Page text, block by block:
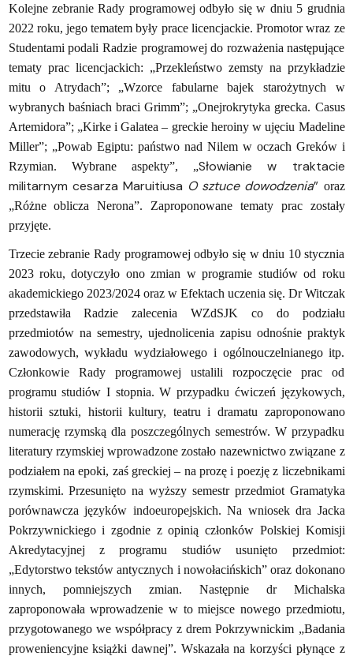
Kolejne zebranie Rady programowej odbyło się w dniu 5 grudnia
2022 roku, jego tematem były prace licencjackie. Promotor wraz ze
Studentami podali Radzie programowej do rozważenia następujące
tematy prac licencjackich: „Przekleństwo zemsty na przykładzie
mitu o Atrydach”; „Wzorce fabularne bajek starożytnych w
wybranych baśniach braci Grimm”; „Onejrokrytyka grecka. Casus
Artemidora”; „Kirke i Galatea – greckie heroiny w ujęciu Madeline
Miller”; „Powab Egiptu: państwo nad Nilem w oczach Greków i
Rzymian. Wybrane aspekty”, „Słowianie w traktacie
militarnym cesarza Maruitiusa O sztuce dowodzenia” oraz
„Różne oblicza Nerona”. Zaproponowane tematy prac zostały
przyjęte.
Trzecie zebranie Rady programowej odbyło się w dniu 10 stycznia
2023 roku, dotyczyło ono zmian w programie studiów od roku
akademickiego 2023/2024 oraz w Efektach uczenia się. Dr Witczak
przedstawiła Radzie zalecenia WZdSJK co do podziału
przedmiotów na semestry, ujednolicenia zapisu odnośnie praktyk
zawodowych, wykładu wydziałowego i ogólnouczelnianego itp.
Członkowie Rady programowej ustalili rozpoczęcie prac od
programu studiów I stopnia. W przypadku ćwiczeń językowych,
historii sztuki, historii kultury, teatru i dramatu zaproponowano
numerację rzymską dla poszczególnych semestrów. W przypadku
literatury rzymskiej wprowadzone zostało nazewnictwo związane z
podziałem na epoki, zaś greckiej – na prozę i poezję z liczebnikami
rzymskimi. Przesunięto na wyższy semestr przedmiot Gramatyka
porównawcza języków indoeuropejskich. Na wniosek dra Jacka
Pokrzywnickiego i zgodnie z opinią członków Polskiej Komisji
Akredytacyjnej z programu studiów usunięto przedmiot:
„Edytorstwo tekstów antycznych i nowołacińskich” oraz dokonano
innych, pomniejszych zmian. Następnie dr Michalska
zaproponowała wprowadzenie w to miejsce nowego przedmiotu,
przygotowanego we współpracy z drem Pokrzywnickim „Badania
proweniencyjne książki dawnej”. Wskazała na korzyści płynące z